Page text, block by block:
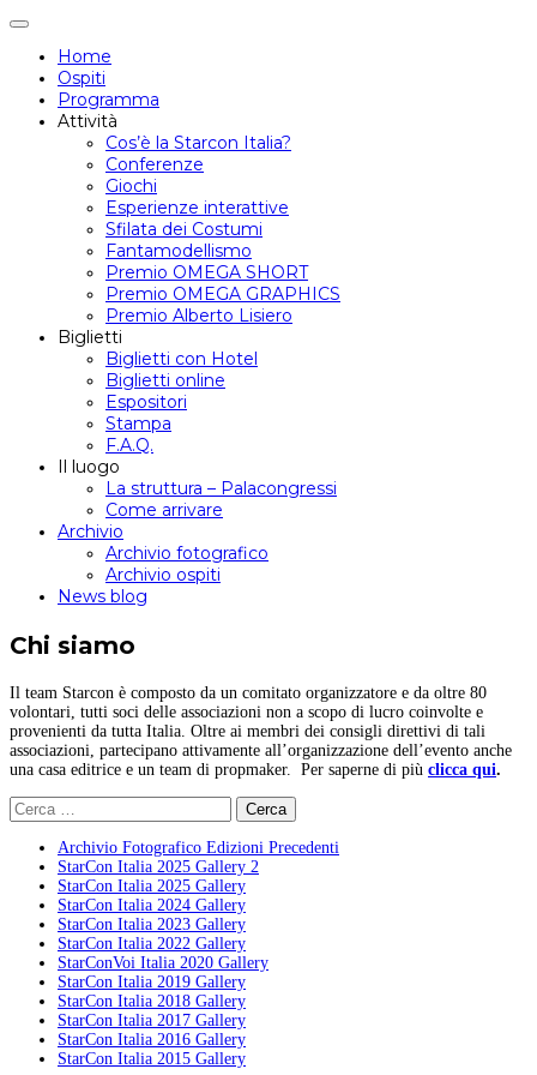
Attiva/disattiva
navigazione
Home
Ospiti
Programma
Attività
Cos’è la Starcon Italia?
Conferenze
Giochi
Esperienze interattive
Sfilata dei Costumi
Fantamodellismo
Premio OMEGA SHORT
Premio OMEGA GRAPHICS
Premio Alberto Lisiero
Biglietti
Biglietti con Hotel
Biglietti online
Espositori
Stampa
F.A.Q.
Il luogo
La struttura – Palacongressi
Come arrivare
Archivio
Archivio fotografico
Archivio ospiti
News blog
Chi siamo
Il team Starcon è composto da un comitato organizzatore e da oltre 80
volontari, tutti soci delle associazioni non a scopo di lucro coinvolte e
provenienti da tutta Italia. Oltre ai membri dei consigli direttivi di tali
associazioni, partecipano attivamente all’organizzazione dell’evento anche
una casa editrice e un team di propmaker. Per saperne di più clicca qui.
Ricerca
per:
Archivio Fotografico Edizioni Precedenti
StarCon Italia 2025 Gallery 2
StarCon Italia 2025 Gallery
StarCon Italia 2024 Gallery
StarCon Italia 2023 Gallery
StarCon Italia 2022 Gallery
StarConVoi Italia 2020 Gallery
StarCon Italia 2019 Gallery
StarCon Italia 2018 Gallery
StarCon Italia 2017 Gallery
StarCon Italia 2016 Gallery
StarCon Italia 2015 Gallery